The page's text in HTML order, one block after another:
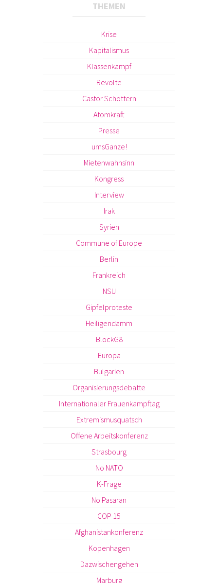
THEMEN
Krise
Kapitalismus
Klassenkampf
Revolte
Castor Schottern
Atomkraft
Presse
umsGanze!
Mietenwahnsinn
Kongress
Interview
Irak
Syrien
Commune of Europe
Berlin
Frankreich
NSU
Gipfelproteste
Heiligendamm
BlockG8
Europa
Bulgarien
Organisierungsdebatte
Internationaler Frauenkampftag
Extremismusquatsch
Offene Arbeitskonferenz
Strasbourg
No NATO
K-Frage
No Pasaran
COP 15
Afghanistankonferenz
Kopenhagen
Dazwischengehen
Marburg